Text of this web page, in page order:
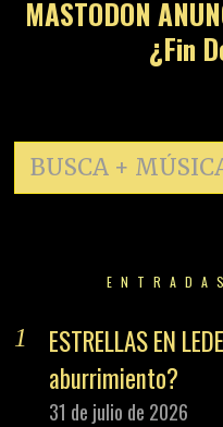
MASTODON
¿Fin
ESTRELLAS EN
aburrimiento?
31 de julio de 2026